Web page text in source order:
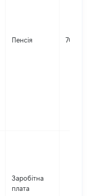
Пенсія 70911
Заробітна
плата